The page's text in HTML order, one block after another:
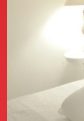
Scopri
Le
La
Annunci